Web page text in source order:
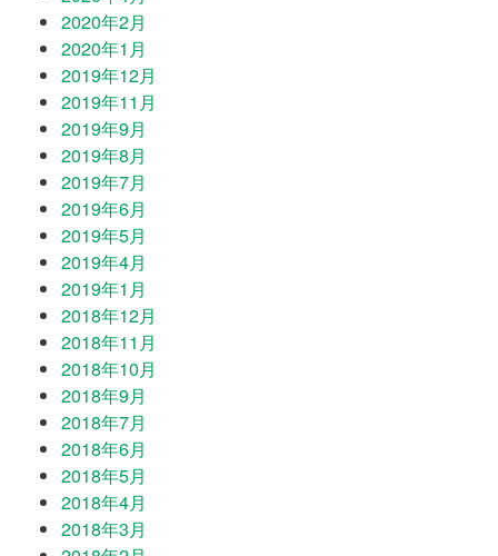
2020年2月
2020年1月
2019年12月
2019年11月
2019年9月
2019年8月
2019年7月
2019年6月
2019年5月
2019年4月
2019年1月
2018年12月
2018年11月
2018年10月
2018年9月
2018年7月
2018年6月
2018年5月
2018年4月
2018年3月